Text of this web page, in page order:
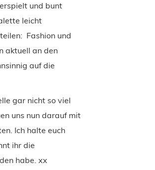
und bunt
leicht
Fashion und
aktuell an den
auf die
gar nicht so viel
uns nun darauf mit
Ich halte euch
ihr die
habe. xx